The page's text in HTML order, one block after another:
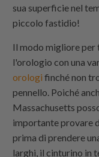
sua superficie nel
piccolo fastidio!
Il modo migliore per
l'orologio con una
orologi finché non
pennello. Poiché
Massachusetts
importante provare
prima di prendere
larghi, il cinturino in